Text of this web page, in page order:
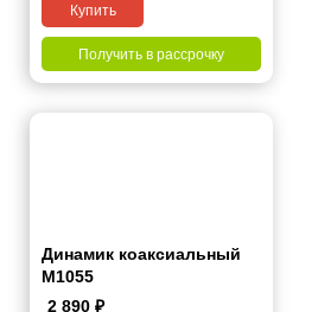
Купить
Получить в рассрочку
Динамик коаксиальный
M1055
2 890 ₽